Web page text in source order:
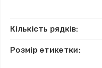
Кількість рядків:
Розмір етикетки: